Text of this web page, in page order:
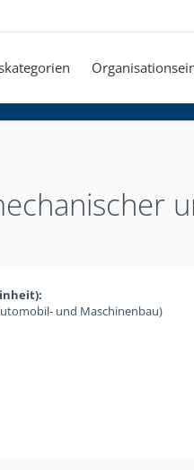
und Maschinenbau)